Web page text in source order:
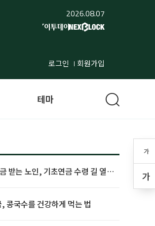
2026.08.07
로그인 회원가입
가
가
테마
받는 노인, 기초연금 수령 길 열린
콩국수를 건강하게 먹는 법